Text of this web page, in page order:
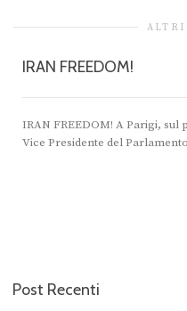
IRAN FREEDOM!
IRAN FREEDOM! A Parigi, sul
Vice Presidente del
Post Recenti